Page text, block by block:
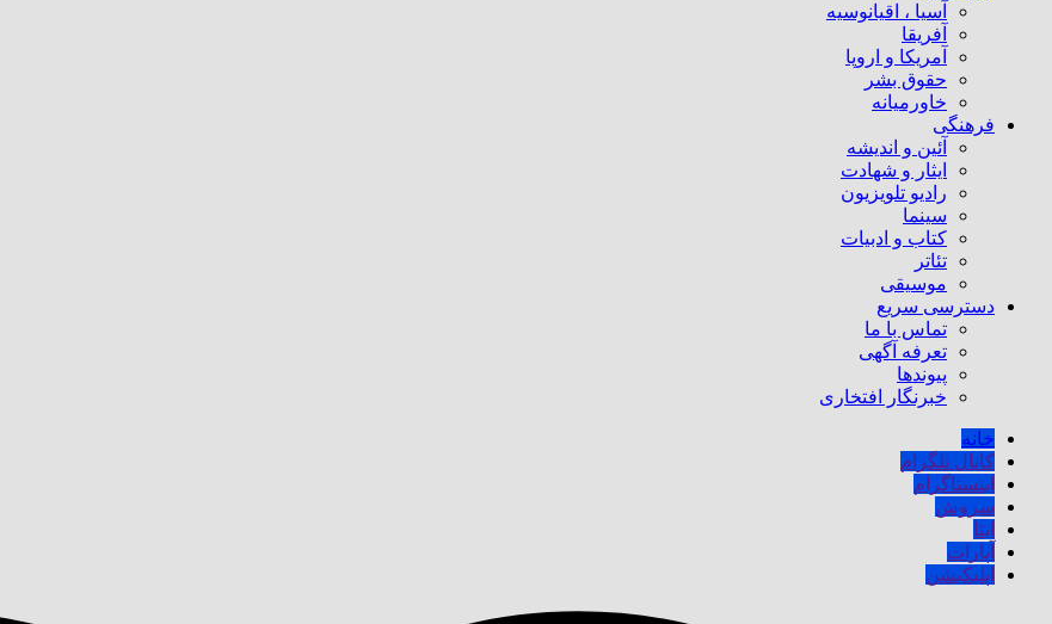
آسیا ، اقیانوسیه
آفریقا
آمریکا و اروپا
حقوق بشر
خاورمیانه
فرهنگی
آئین و اندیشه
ایثار و شهادت
رادیو تلویزیون
سینما
کتاب و ادبیات
تئاتر
موسیقی
دسترسی سریع
تماس با ما
تعرفه آگهی
پیوندها
خبرنگار افتخاری
خانه
کانال تلگرام
اینستاگرام
سروش
ایتا
آپارات
اپلیکیشن